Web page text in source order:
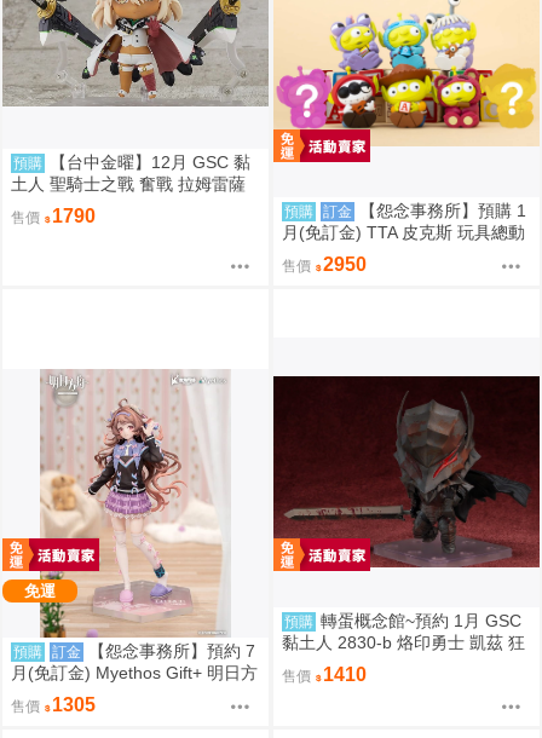
預購
【台中金曜】12月 GSC 黏
土人 聖騎士之戰 奮戰 拉姆雷薩
爾=瓦倫泰 再版 0904
售價 1790 預購 訂金
【怨念事務所】預購 1
月(免訂金) TTA 皮克斯 玩具總動
員 三眼怪 PERIHAPI! 靠肩小公仔
集 中盒 0829
售價 2950
免運
預購 訂金
【怨念事務所】預約 7
月(免訂金) Myethos Gift+ 明日方
舟 純燼艾雅法拉 後來的故事Ver
1/8 1011
售價 1305
預購 轉蛋概念館~預約 1月 GSC
黏土人 2830-b 烙印勇士 凱茲 狂
戰士鎧甲Ver. BLOOD EDITION
售價 1410